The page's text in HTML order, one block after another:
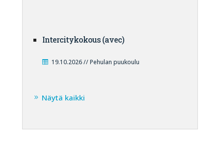
Intercitykokous (avec)
19.10.2026 // Pehulan puukoulu
Näytä kaikki